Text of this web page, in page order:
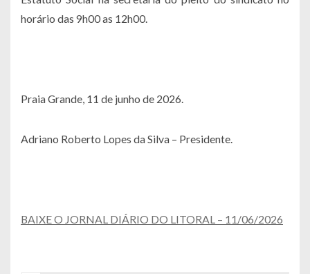
horário das 9h00 as 12h00.
Praia Grande, 11 de junho de 2026.
Adriano Roberto Lopes da Silva – Presidente.
BAIXE O JORNAL DIÁRIO DO LITORAL – 11/06/2026